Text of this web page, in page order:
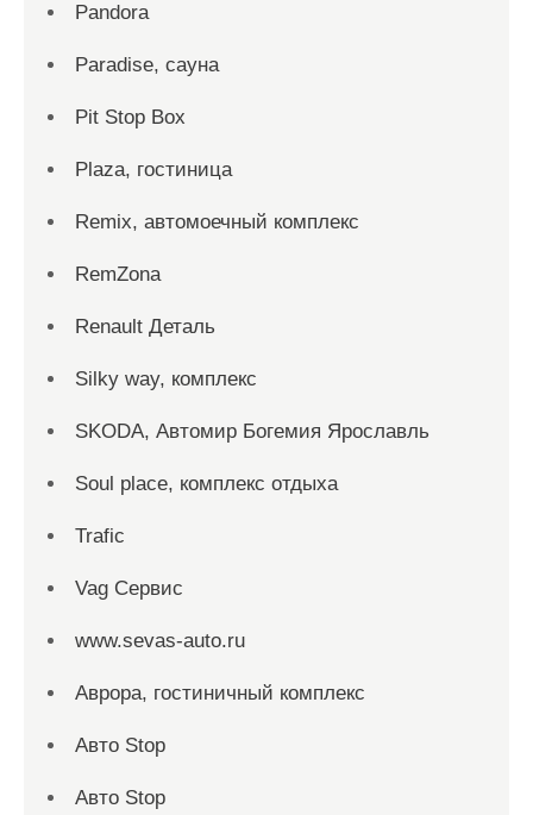
Pandora
Paradise, сауна
Pit Stop Box
Plaza, гостиница
Remix, автомоечный комплекс
RemZona
Renault Деталь
Silky way, комплекс
SKODA, Автомир Богемия Ярославль
Soul place, комплекс отдыха
Trafic
Vag Сервис
www.sevas-auto.ru
Аврора, гостиничный комплекс
Авто Stop
Авто Stop